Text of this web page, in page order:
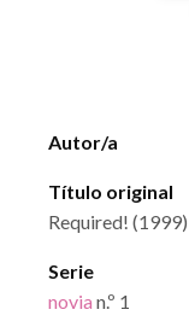
Autor/a
Título original
Required! (1999)
Serie
novia n.º 1